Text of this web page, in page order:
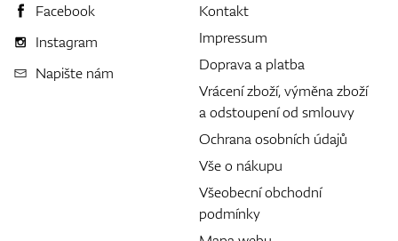
Facebook
Instagram
Napište nám
Kontakt
Impressum
Doprava a platba
Vrácení zboží, výměna zboží
a odstoupení od smlouvy
Ochrana osobních údajů
Vše o nákupu
Všeobecní obchodní
podmínky